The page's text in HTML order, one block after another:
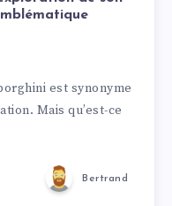
est synonyme
Mais qu’est-ce
Bertrand